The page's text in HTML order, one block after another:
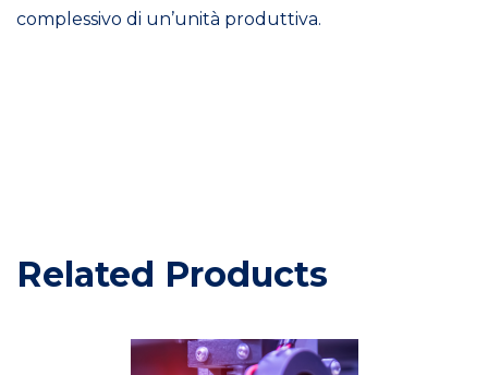
complessivo di un’unità produttiva.
Related Products